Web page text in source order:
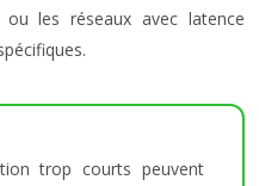
les réseaux avec latence
trop courts peuvent